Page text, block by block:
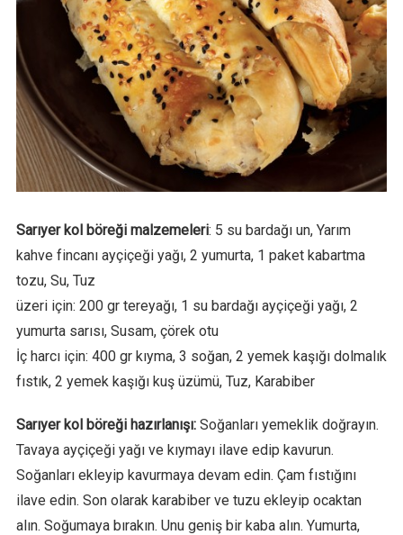
Sarıyer kol böreği malzemeleri: 5 su bardağı un, Yarım
kahve fincanı ayçiçeği yağı, 2 yumurta, 1 paket kabartma
tozu, Su, Tuz
üzeri için: 200 gr tereyağı, 1 su bardağı ayçiçeği yağı, 2
yumurta sarısı, Susam, çörek otu
İç harcı için: 400 gr kıyma, 3 soğan, 2 yemek kaşığı dolmalık
fıstık, 2 yemek kaşığı kuş üzümü, Tuz, Karabiber
Sarıyer kol böreği hazırlanışı:Soğanları yemeklik doğrayın.
Tavaya ayçiçeği yağı ve kıymayı ilave edip kavurun.
Soğanları ekleyip kavurmaya devam edin. Çam fıstığını
ilave edin. Son olarak karabiber ve tuzu ekleyip ocaktan
alın. Soğumaya bırakın. Unu geniş bir kaba alın. Yumurta,